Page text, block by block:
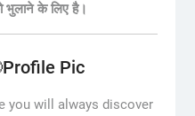
भुलाने के लिए है।
Pic
you will always discover